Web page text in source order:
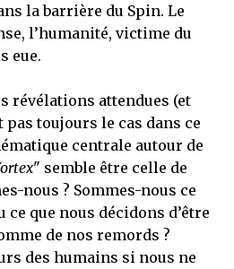
la barrière du Spin. Le
l’humanité, victime du
eue.
révélations attendues (et
pas toujours le cas dans ce
centrale autour de
" semble être celle de
nous ? Sommes-nous ce
ce que nous décidons d’être
de nos remords ?
des humains si nous ne